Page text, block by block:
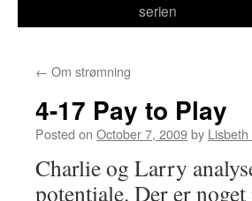
serien
← Om strømning
4-17 Pay to Play
Posted on October 7, 2009by
Charlie og Larry
potentiale. Der er